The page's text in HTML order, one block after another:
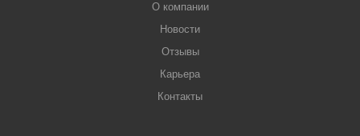
О компании
Новости
Отзывы
Карьера
Контакты